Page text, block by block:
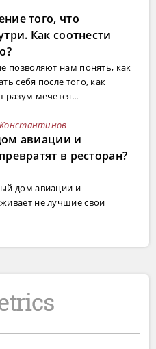
того, что
Как соотнести
позволяют нам понять, как
себя после того, как
мечется...
авиации и
в ресторан?
дом авиации и
не лучшие свои